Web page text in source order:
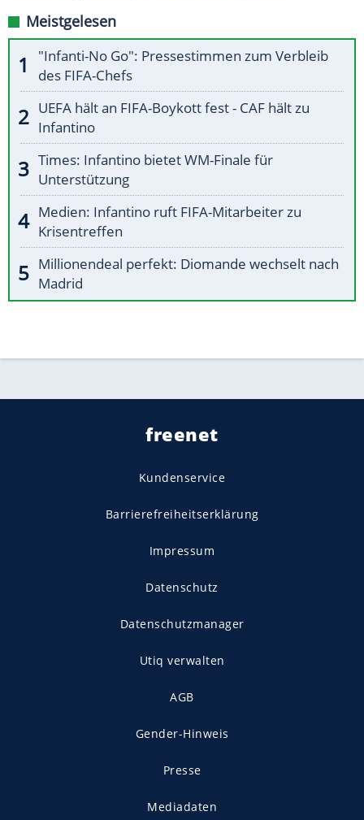
Meistgelesen
"Infanti-No Go": Pressestimmen zum Verbleib
des FIFA-Chefs
UEFA hält an FIFA-Boykott fest - CAF hält zu
Infantino
Times: Infantino bietet WM-Finale für
Unterstützung
Medien: Infantino ruft FIFA-Mitarbeiter zu
Krisentreffen
Millionendeal perfekt: Diomande wechselt nach
Madrid
freenet
Kundenservice
Barrierefreiheitserklärung
Impressum
Datenschutz
Datenschutzmanager
Utiq verwalten
AGB
Gender-Hinweis
Presse
Mediadaten